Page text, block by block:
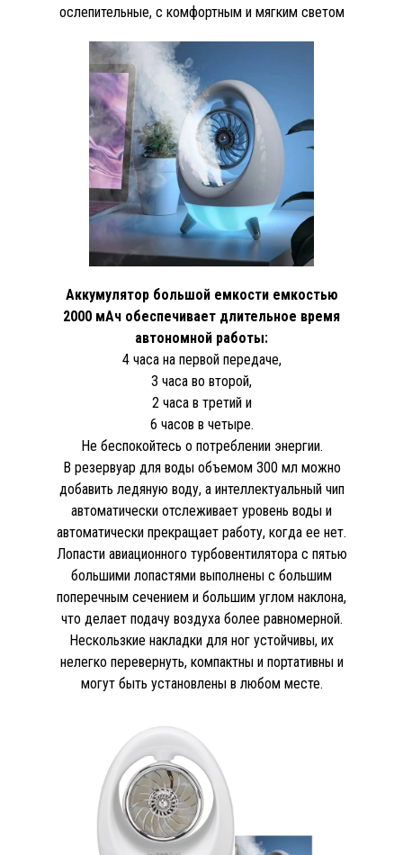
ослепительные, с комфортным и мягким светом
Аккумулятор большой емкости емкостью
2000 мАч обеспечивает длительное время
автономной работы:
4 часа на первой передаче,
3 часа во второй,
2 часа в третий и
6 часов в четыре.
Не беспокойтесь о потреблении энергии.
В резервуар для воды объемом 300 мл можно
добавить ледяную воду, а интеллектуальный чип
автоматически отслеживает уровень воды и
автоматически прекращает работу, когда ее нет.
Лопасти авиационного турбовентилятора с пятью
большими лопастями выполнены с большим
поперечным сечением и большим углом наклона,
что делает подачу воздуха более равномерной.
Нескользкие накладки для ног устойчивы, их
нелегко перевернуть, компактны и портативны и
могут быть установлены в любом месте.